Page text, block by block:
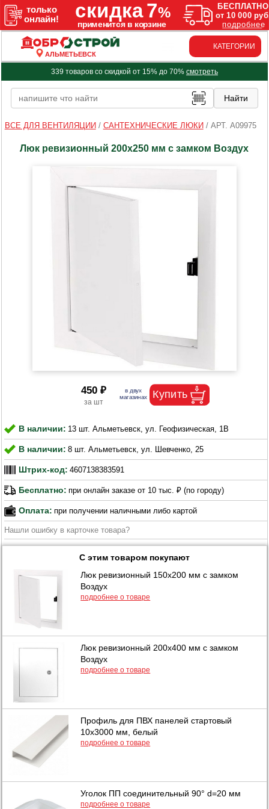
АЛЬМЕТЬЕВСК
КАТЕГОРИИ
339 товаров со скидкой от 15% до 70% смотреть
ВСЕ ДЛЯ ВЕНТИЛЯЦИИ / САНТЕХНИЧЕСКИЕ ЛЮКИ / АРТ. A09975
Люк ревизионный 200х250 мм с замком Воздух
450 ₽
В наличии: 13 шт. Альметьевск, ул. Геофизическая, 1В
В наличии: 8 шт. Альметьевск, ул. Шевченко, 25
Штрих-код: 4607138383591
Бесплатно: при онлайн заказе от 10 тыс. ₽ (по городу)
Оплата: при получении наличными либо картой
Нашли ошибку в карточке товара?
С этим товаром покупают
Люк ревизионный 150х200 мм с замком
Воздух
подробнее о товаре
Люк ревизионный 200х400 мм с замком
Воздух
подробнее о товаре
Профиль для ПВХ панелей стартовый
10х3000 мм, белый
подробнее о товаре
Уголок ПП соединительный 90° d=20 мм
подробнее о товаре